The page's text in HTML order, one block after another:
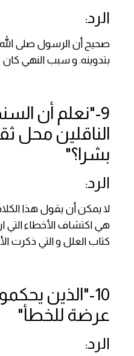
الرد:
صحيح أن الرسول صلى
بتدوينه. و سبب النهي كان
9-"نعلم أن
الناقلين محل
بشرا؟"
الرد:
لا يمكن أن يقول هذا
هي اكتشاف الأخطاء التي
كتاب العلل و التي ذكرت
10-"الذين
عرضة للخطأ"
الرد: